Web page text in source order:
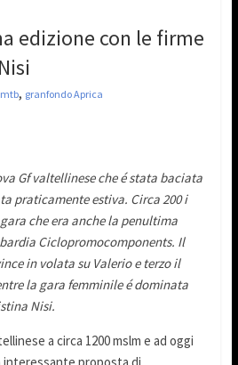
edizione con le firme
, granfondo Aprica
Gf valtellinese che é stata baciata
praticamente estiva. Circa 200 i
che era anche la penultima
Ciclopromocomponents. Il
in volata su Valerio e terzo il
la gara femminile é dominata
Nisi.
a circa 1200 mslm e ad oggi